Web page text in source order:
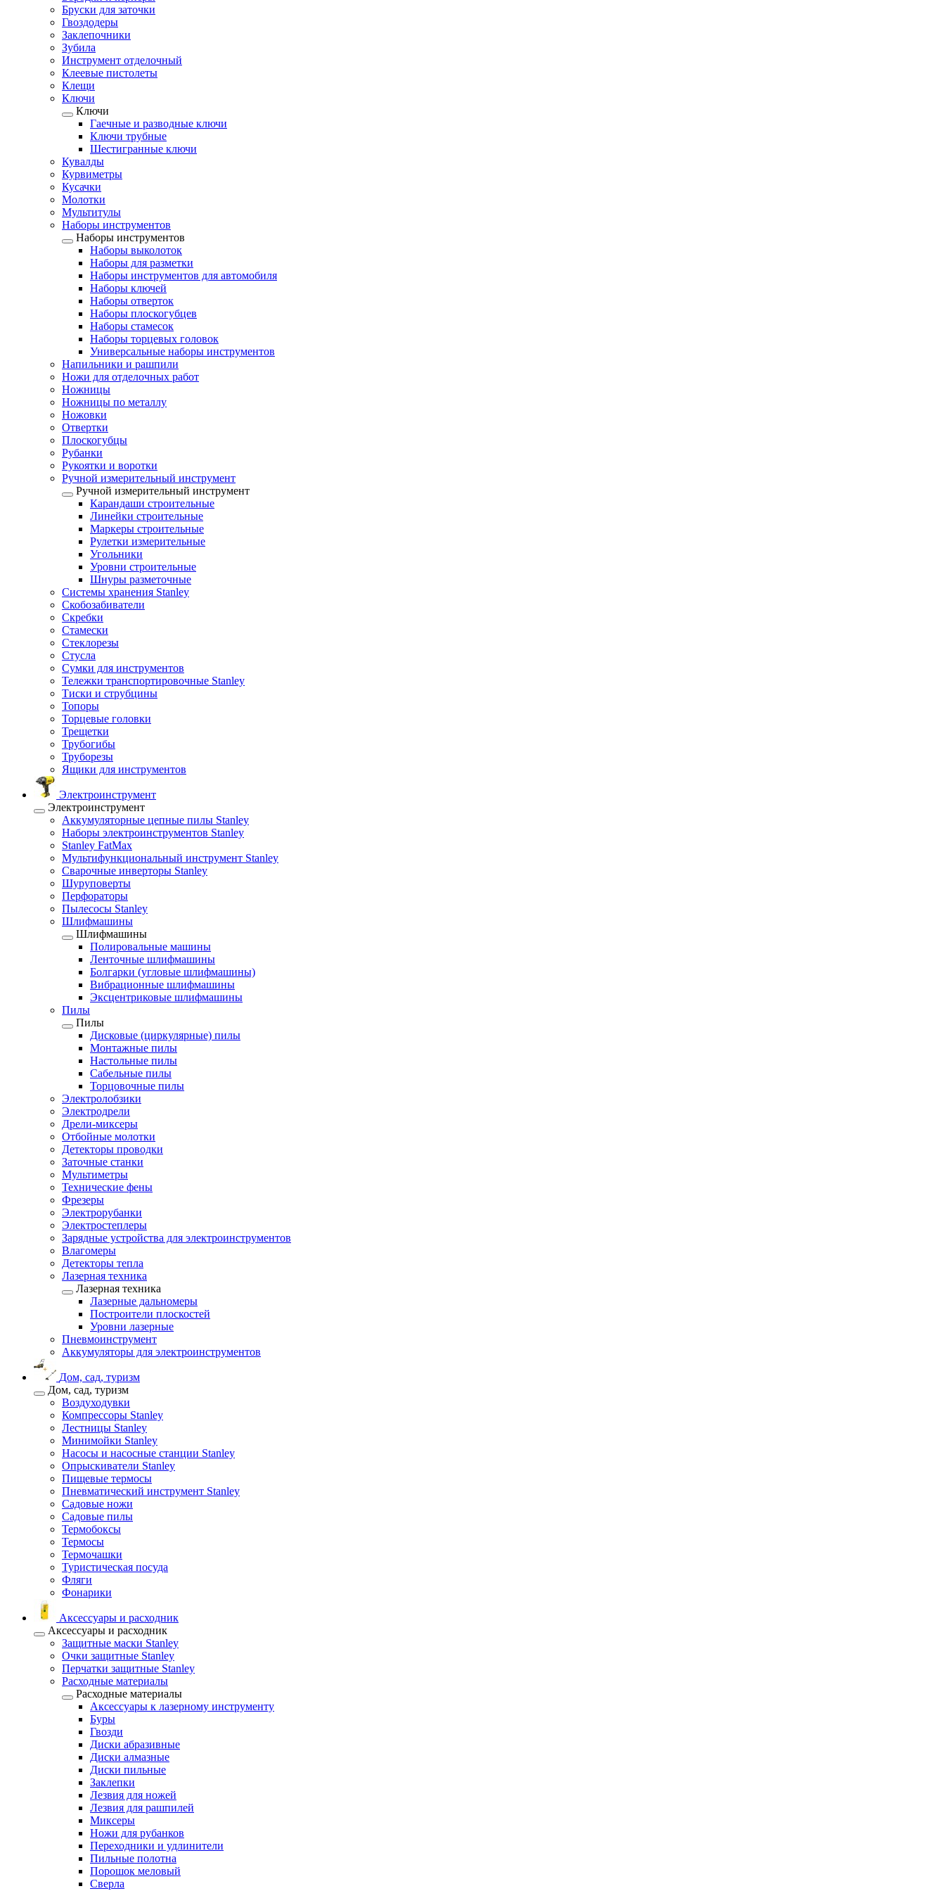
Бруски для заточки
Гвоздодеры
Заклепочники
Зубила
Инструмент отделочный
Клеевые пистолеты
Клещи
Ключи
Ключи
Гаечные и разводные ключи
Ключи трубные
Шестигранные ключи
Кувалды
Курвиметры
Кусачки
Молотки
Мультитулы
Наборы инструментов
Наборы инструментов
Наборы выколоток
Наборы для разметки
Наборы инструментов для автомобиля
Наборы ключей
Наборы отверток
Наборы плоскогубцев
Наборы стамесок
Наборы торцевых головок
Универсальные наборы инструментов
Напильники и рашпили
Ножи для отделочных работ
Ножницы
Ножницы по металлу
Ножовки
Отвертки
Плоскогубцы
Рубанки
Рукоятки и воротки
Ручной измерительный инструмент
Ручной измерительный инструмент
Карандаши строительные
Линейки строительные
Маркеры строительные
Рулетки измерительные
Угольники
Уровни строительные
Шнуры разметочные
Системы хранения Stanley
Скобозабиватели
Скребки
Стамески
Стеклорезы
Стусла
Сумки для инструментов
Тележки транспортировочные Stanley
Тиски и струбцины
Топоры
Торцевые головки
Трещетки
Трубогибы
Труборезы
Ящики для инструментов
Электроинструмент
Электроинструмент
Аккумуляторные цепные пилы Stanley
Наборы электроинструментов Stanley
Stanley FatMax
Мультифункциональный инструмент Stanley
Сварочные инверторы Stanley
Шуруповерты
Перфораторы
Пылесосы Stanley
Шлифмашины
Шлифмашины
Полировальные машины
Ленточные шлифмашины
Болгарки (угловые шлифмашины)
Вибрационные шлифмашины
Эксцентриковые шлифмашины
Пилы
Пилы
Дисковые (циркулярные) пилы
Монтажные пилы
Настольные пилы
Сабельные пилы
Торцовочные пилы
Электролобзики
Электродрели
Дрели-миксеры
Отбойные молотки
Детекторы проводки
Заточные станки
Мультиметры
Технические фены
Фрезеры
Электрорубанки
Электростеплеры
Зарядные устройства для электроинструментов
Влагомеры
Детекторы тепла
Лазерная техника
Лазерная техника
Лазерные дальномеры
Построители плоскостей
Уровни лазерные
Пневмоинструмент
Аккумуляторы для электроинструментов
Дом, сад, туризм
Дом, сад, туризм
Воздуходувки
Компрессоры Stanley
Лестницы Stanley
Минимойки Stanley
Насосы и насосные станции Stanley
Опрыскиватели Stanley
Пищевые термосы
Пневматический инструмент Stanley
Садовые ножи
Садовые пилы
Термобоксы
Термосы
Термочашки
Туристическая посуда
Фляги
Фонарики
Аксессуары и расходник
Аксессуары и расходник
Защитные маски Stanley
Очки защитные Stanley
Перчатки защитные Stanley
Расходные материалы
Расходные материалы
Аксессуары к лазерному инструменту
Буры
Гвозди
Диски абразивные
Диски алмазные
Диски пильные
Заклепки
Лезвия для ножей
Лезвия для рашпилей
Миксеры
Ножи для рубанков
Переходники и удлинители
Пильные полотна
Порошок меловый
Сверла